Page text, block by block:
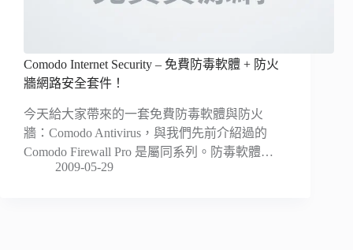
Comodo Internet Security – 免費防毒軟體 + 防火
牆網路安全套件！
今天給大家帶來的一套免費防毒軟體與防火
牆：Comodo Antivirus，與我們先前介紹過的
Comodo Firewall Pro 是屬同系列。防毒軟體…
2009-05-29